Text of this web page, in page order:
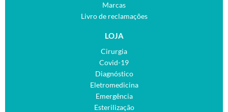
Marcas
Livro de reclamações
LOJA
Cirurgia
Covid-19
Diagnóstico
Eletromedicina
Emergência
Esterilização